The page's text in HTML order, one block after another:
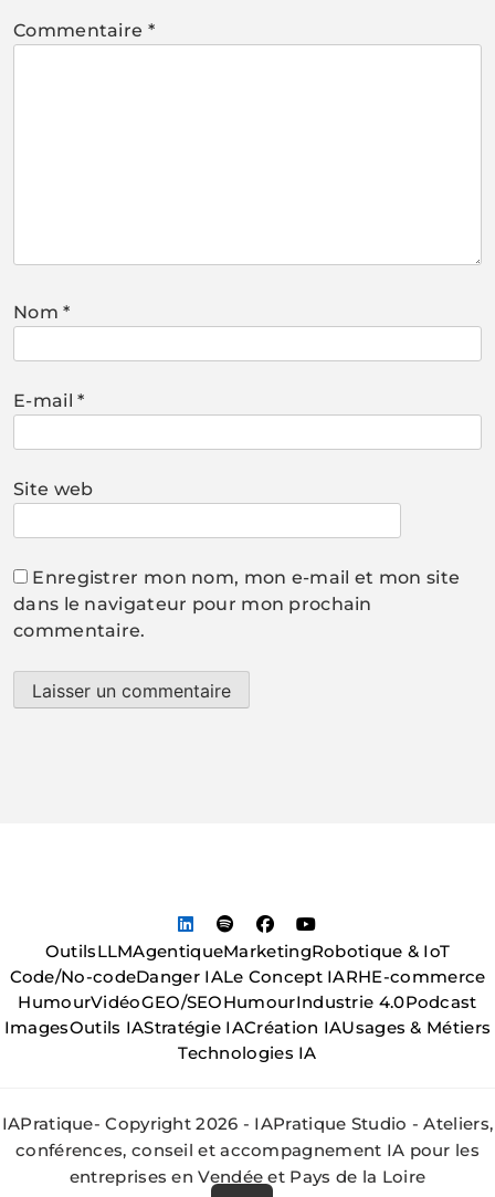
Commentaire *
Nom*
E-mail*
Site web
Enregistrer mon nom, mon e-mail et mon site
dans le navigateur pour mon prochain
commentaire.
OutilsLLMAgentiqueMarketingRobotique & IoT
Code/No-codeDanger IALe Concept IARHE-commerce
HumourVidéoGEO/SEOHumourIndustrie 4.0Podcast
ImagesOutils IAStratégie IACréation IAUsages & Métiers
Technologies IA
IAPratique- Copyright 2026 - IAPratique Studio - Ateliers,
conférences, conseil et accompagnement IA pour les
entreprises en Vendée et Pays de la Loire